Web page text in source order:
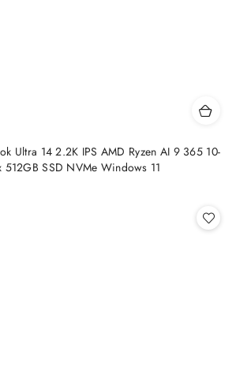
Ultra 14 2.2K IPS AMD Ryzen AI 9 365 10-
512GB SSD NVMe Windows 11